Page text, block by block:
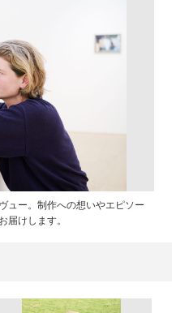
ュー。制作への想いやエピソー
届けします。